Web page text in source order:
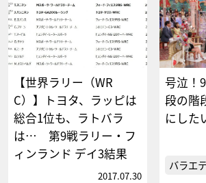
【世界ラリー（WR
C）】トヨタ、ラッピは
総合1位も、ラトバラ
は… 第9戦ラリー・フ
ィンランド デイ3結果
2017.07.30
号泣！
段の階
にした
バラエ